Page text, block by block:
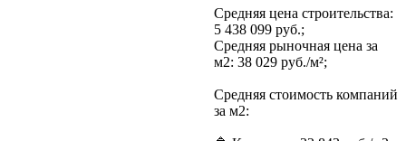
Средняя цена строительства:
5 438 099 руб.;
Средняя рыночная цена за
м2: 38 029 руб./м²;
Средняя стоимость компаний
за м2: